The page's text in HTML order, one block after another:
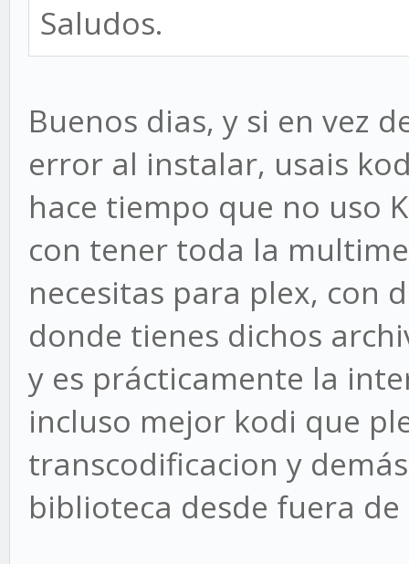
Saludos.
Buenos dias, y si en vez
error al instalar, usais
hace tiempo que no uso
con tener toda la
necesitas para plex, con
donde tienes dichos
y es prácticamente la
incluso mejor kodi que
transcodificacion y
biblioteca desde fuera de